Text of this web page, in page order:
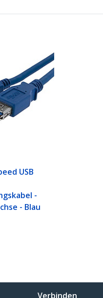
USB
-
- Blau
Verbinden